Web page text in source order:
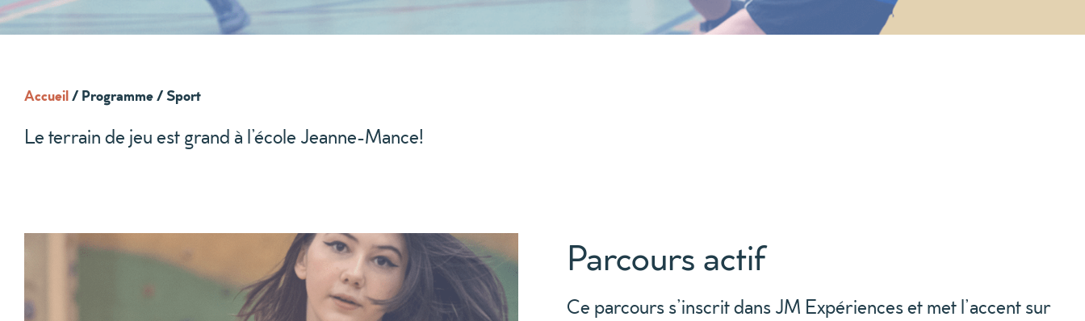
Accueil/Programme / Sport
Le terrain de jeu est grand à l’école Jeanne-Mance!
Parcours actif
Ce parcours s’inscrit dans JM Expériences et met l’accent sur